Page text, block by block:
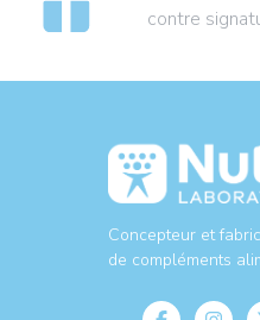
contre
Concepteur et
de compléments